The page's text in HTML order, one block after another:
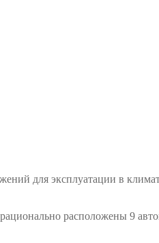
для эксплуатации в
расположены 9